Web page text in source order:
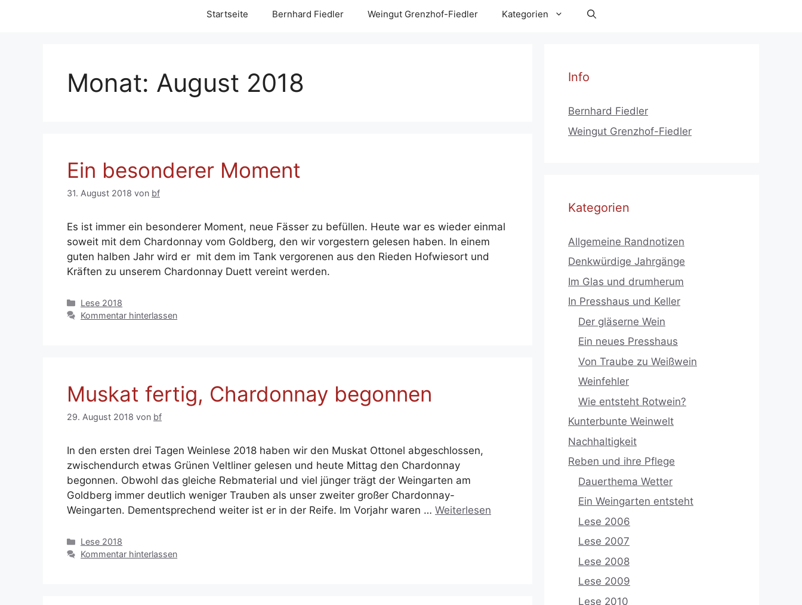
Startseite Bernhard Fiedler Weingut Grenzhof-Fiedler Kategorien
Monat: August 2018
Ein besonderer Moment
31. August 2018 von bf
Es ist immer ein besonderer Moment, neue Fässer zu befüllen. Heute war es wieder einmal
soweit mit dem Chardonnay vom Goldberg, den wir vorgestern gelesen haben. In einem
guten halben Jahr wird er mit dem im Tank vergorenen aus den Rieden Hofwiesort und
Kräften zu unserem Chardonnay Duett vereint werden.
Kategorien
Lese 2018
Kommentar hinterlassen
Muskat fertig, Chardonnay begonnen
29. August 2018 von bf
In den ersten drei Tagen Weinlese 2018 haben wir den Muskat Ottonel abgeschlossen,
zwischendurch etwas Grünen Veltliner gelesen und heute Mittag den Chardonnay
begonnen. Obwohl das gleiche Rebmaterial und viel jünger trägt der Weingarten am
Goldberg immer deutlich weniger Trauben als unser zweiter großer Chardonnay-
Weingarten. Dementsprechend weiter ist er in der Reife. Im Vorjahr waren … Weiterlesen
Kategorien
Lese 2018
Kommentar hinterlassen
Info
Bernhard Fiedler
Weingut Grenzhof-Fiedler
Kategorien
Allgemeine Randnotizen
Denkwürdige Jahrgänge
Im Glas und drumherum
In Presshaus und Keller
Der gläserne Wein
Ein neues Presshaus
Von Traube zu Weißwein
Weinfehler
Wie entsteht Rotwein?
Kunterbunte Weinwelt
Nachhaltigkeit
Reben und ihre Pflege
Dauerthema Wetter
Ein Weingarten entsteht
Lese 2006
Lese 2007
Lese 2008
Lese 2009
Lese 2010